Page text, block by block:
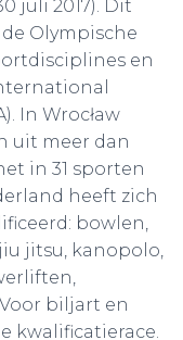
juli 2017). Dit
Olympische
en
In Wrocław
uit meer dan
in 31 sporten
heeft zich
bowlen,
jitsu, kanopolo,
biljart en
kwalificatierace.